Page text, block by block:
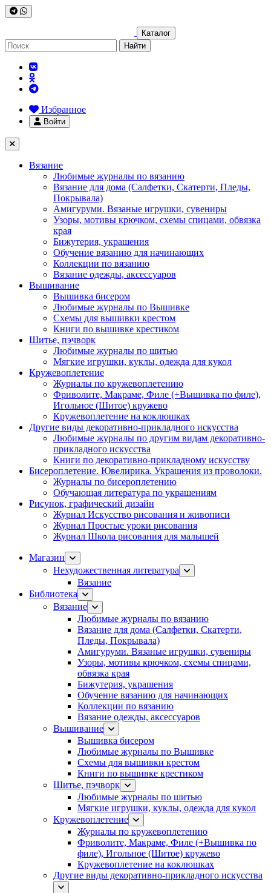
Каталог
Найти
Избранное
Войти
Вязание
Любимые журналы по вязанию
Вязание для дома (Салфетки, Скатерти, Пледы,
Покрывала)
Амигуруми. Вязаные игрушки, сувениры
Узоры, мотивы крючком, схемы спицами, обвязка
края
Бижутерия, украшения
Обучение вязанию для начинающих
Коллекции по вязанию
Вязание одежды, аксессуаров
Вышивание
Вышивка бисером
Любимые журналы по Вышивке
Схемы для вышивки крестом
Книги по вышивке крестиком
Шитье, пэчворк
Любимые журналы по шитью
Мягкие игрушки, куклы, одежда для кукол
Кружевоплетение
Журналы по кружевоплетению
Фриволите, Макраме, Филе (+Вышивка по филе),
Игольное (Шитое) кружево
Кружевоплетение на коклюшках
Другие виды декоративно-прикладного искусства
Любимые журналы по другим видам декоративно-
прикладного искусства
Книги по декоративно-прикладному искусству
Бисероплетение. Ювелирика. Украшения из проволоки.
Журналы по бисероплетению
Обучающая литература по украшениям
Рисунок, графический дизайн
Журнал Искусство рисования и живописи
Журнал Простые уроки рисования
Журнал Школа рисования для малышей
Магазин
Нехудожественная литература
Вязание
Библиотека
Вязание
Любимые журналы по вязанию
Вязание для дома (Салфетки, Скатерти,
Пледы, Покрывала)
Амигуруми. Вязаные игрушки, сувениры
Узоры, мотивы крючком, схемы спицами,
обвязка края
Бижутерия, украшения
Обучение вязанию для начинающих
Коллекции по вязанию
Вязание одежды, аксессуаров
Вышивание
Вышивка бисером
Любимые журналы по Вышивке
Схемы для вышивки крестом
Книги по вышивке крестиком
Шитье, пэчворк
Любимые журналы по шитью
Мягкие игрушки, куклы, одежда для кукол
Кружевоплетение
Журналы по кружевоплетению
Фриволите, Макраме, Филе (+Вышивка по
филе), Игольное (Шитое) кружево
Кружевоплетение на коклюшках
Другие виды декоративно-прикладного искусства